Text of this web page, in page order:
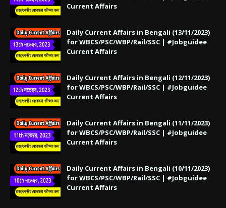
Current Affairs
Daily Current Affairs in Bengali (13/11/2023)
for WBCS/PSC/WBP/Rail/SSC | #Jobguidee
Current Affairs
Daily Current Affairs in Bengali (12/11/2023)
for WBCS/PSC/WBP/Rail/SSC | #Jobguidee
Current Affairs
Daily Current Affairs in Bengali (11/11/2023)
for WBCS/PSC/WBP/Rail/SSC | #Jobguidee
Current Affairs
Daily Current Affairs in Bengali (10/11/2023)
for WBCS/PSC/WBP/Rail/SSC | #Jobguidee
Current Affairs